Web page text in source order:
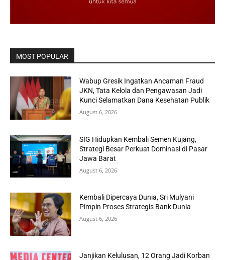
MOST POPULAR
Wabup Gresik Ingatkan Ancaman Fraud
JKN, Tata Kelola dan Pengawasan Jadi
Kunci Selamatkan Dana Kesehatan Publik
August 6, 2026
SIG Hidupkan Kembali Semen Kujang,
Strategi Besar Perkuat Dominasi di Pasar
Jawa Barat
August 6, 2026
Kembali Dipercaya Dunia, Sri Mulyani
Pimpin Proses Strategis Bank Dunia
August 6, 2026
Janjikan Kelulusan, 12 Orang Jadi Korban